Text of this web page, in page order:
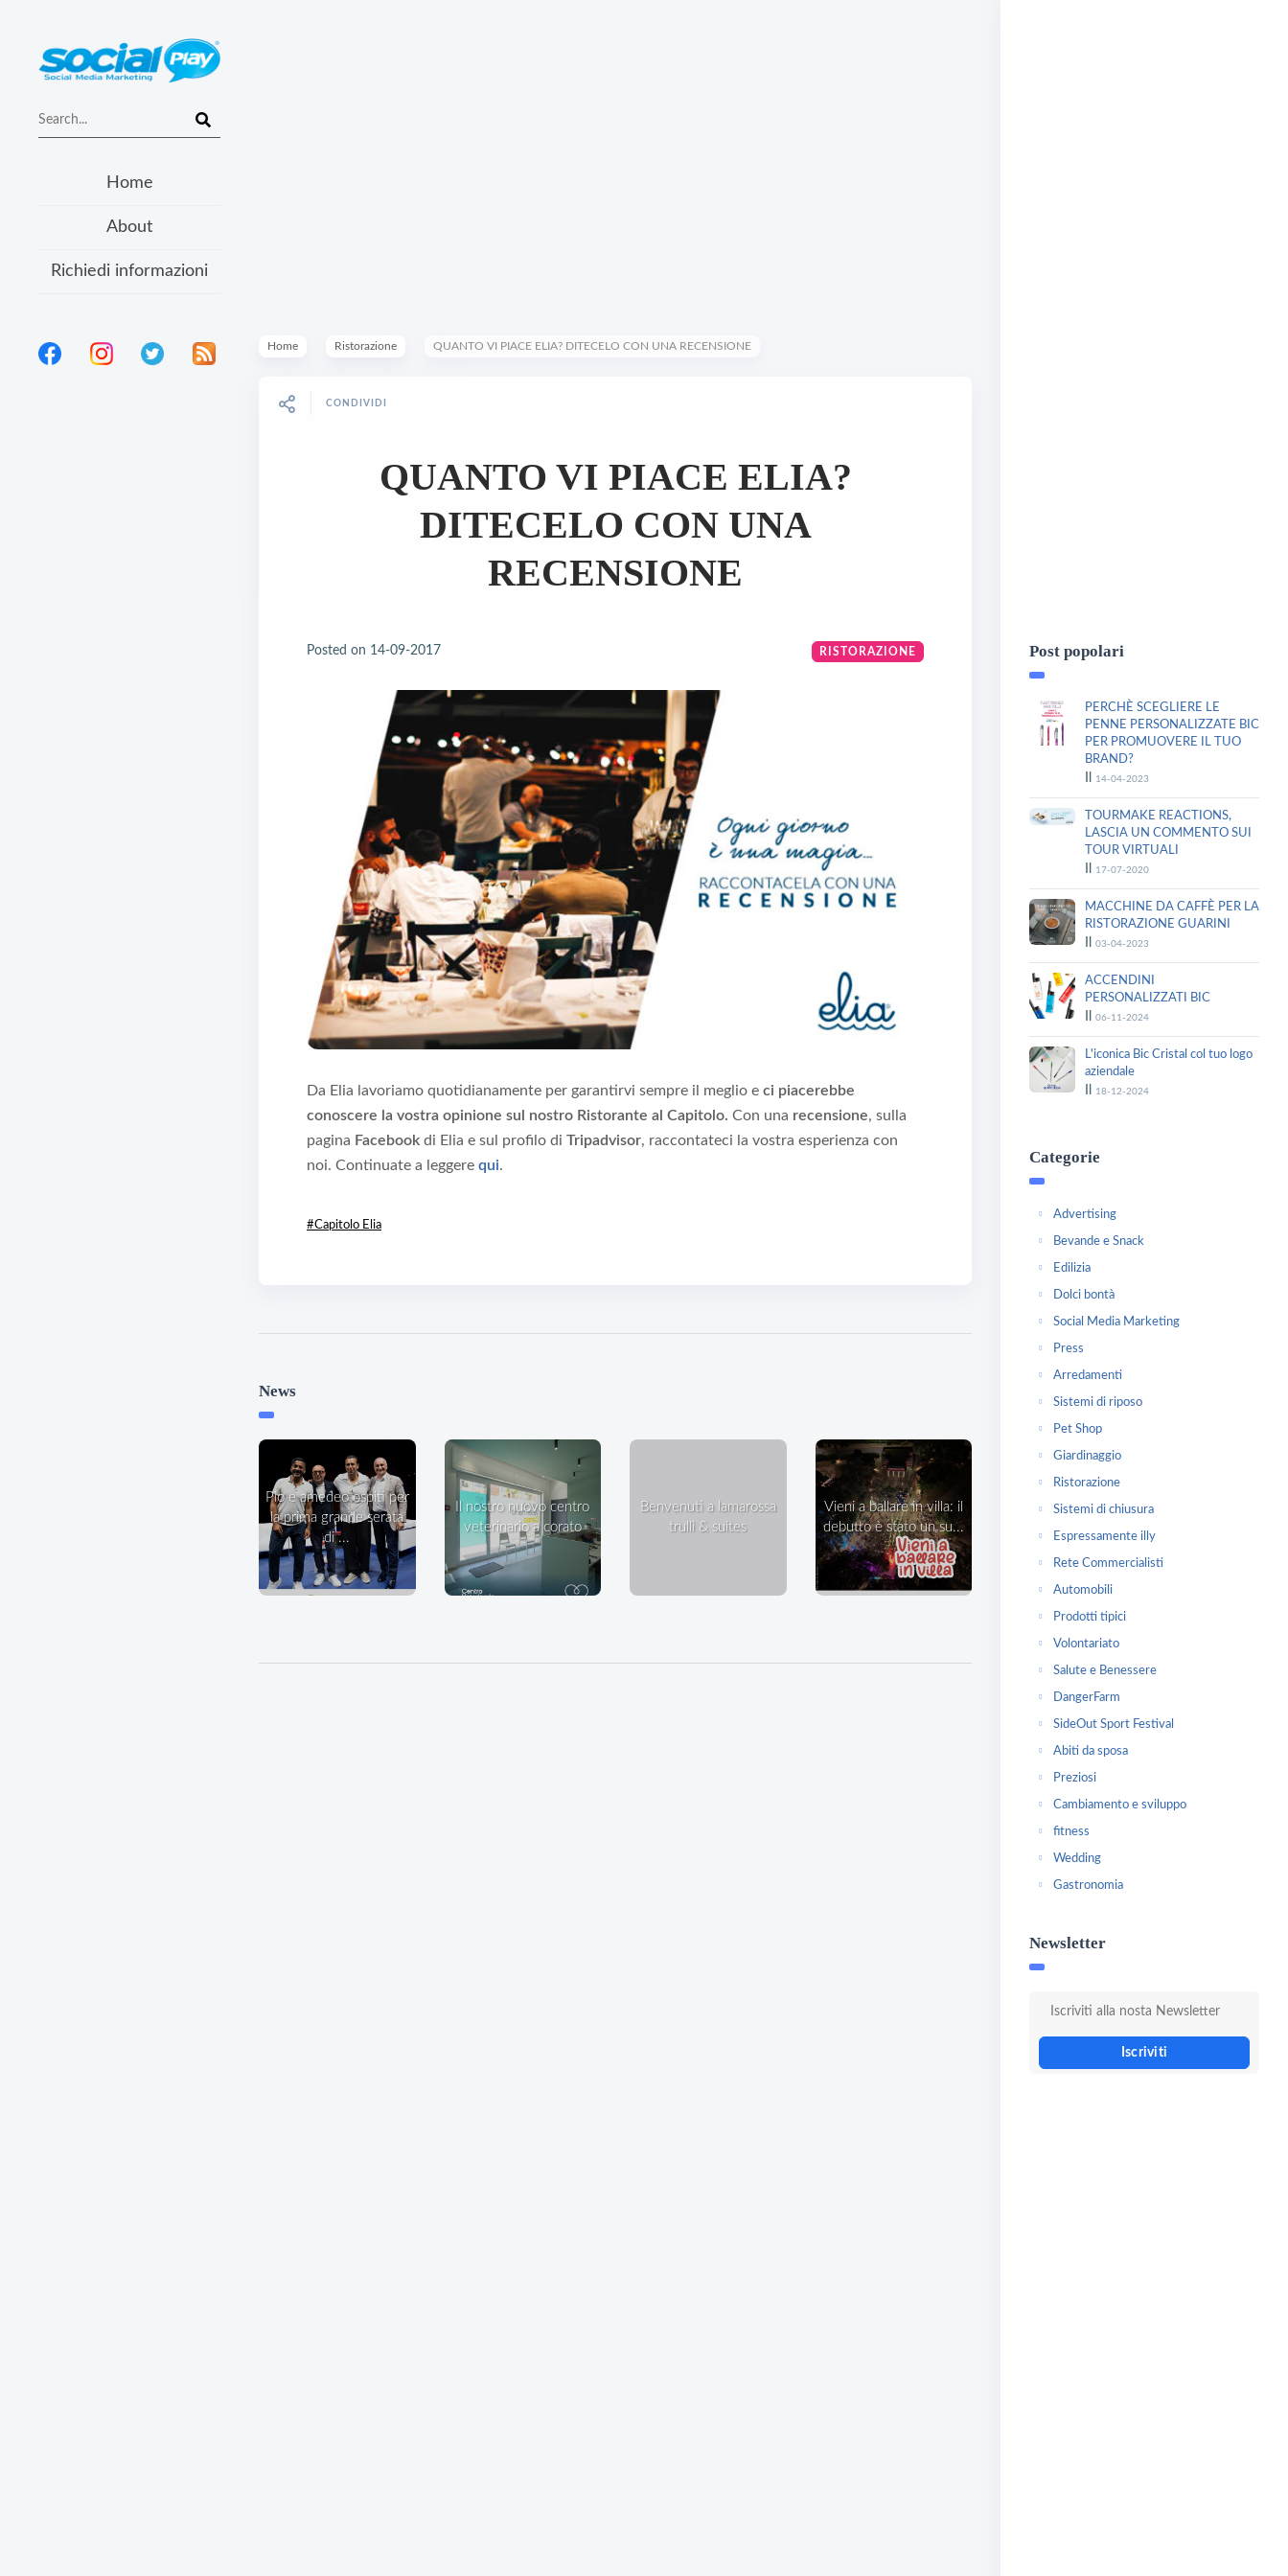
Home
About
Richiedi informazioni
Home Ristorazione QUANTO VI PIACE ELIA? DITECELO CON UNA RECENSIONE
CONDIVIDI
QUANTO VI PIACE ELIA?
DITECELO CON UNA
RECENSIONE
Posted on 14-09-2017 RISTORAZIONE
Da Elia lavoriamo quotidianamente per garantirvi sempre il meglio e ci piacerebbe
conoscere la vostra opinione sul nostro Ristorante al Capitolo. Con una recensione, sulla
pagina Facebook di Elia e sul profilo di Tripadvisor, raccontateci la vostra esperienza con
noi. Continuate a leggere qui.
#Capitolo Elia
News
pio e amedeo ospiti per
la prima grande serata
di ...
veterinario a corato
benvenuti a lamarossa
trulli & suites
vieni a ballare in villa: il
debutto è stato un su...
Post popolari
PERCHÈ SCEGLIERE LE
PENNE PERSONALIZZATE BIC
PER PROMUOVERE IL TUO
BRAND?
14-04-2023
TOURMAKE REACTIONS,
LASCIA UN COMMENTO SUI
TOUR VIRTUALI
17-07-2020
MACCHINE DA CAFFÈ PER LA
RISTORAZIONE GUARINI
03-04-2023
ACCENDINI
PERSONALIZZATI BIC
06-11-2024
L'iconica Bic Cristal col tuo logo
aziendale
18-12-2024
Categorie
Advertising
Bevande e Snack
Edilizia
Dolci bontà
Social Media Marketing
Press
Arredamenti
Sistemi di riposo
Pet Shop
Giardinaggio
Ristorazione
Sistemi di chiusura
Espressamente illy
Rete Commercialisti
Automobili
Prodotti tipici
Volontariato
Salute e Benessere
DangerFarm
SideOut Sport Festival
Abiti da sposa
Preziosi
Cambiamento e sviluppo
fitness
Wedding
Gastronomia
Newsletter